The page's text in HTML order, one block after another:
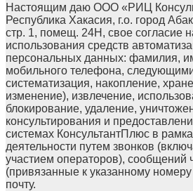
Настоящим даю ООО «РИЦ
Республика Хакасия, г.о. город
стр. 1, помещ. 24Н, свое согласие
использования средств
персональных данных: фамилия,
мобильного телефона,
систематизация, накопление,
изменение), извлечение,
блокирование, удаление,
консультирования и
системах КонсультантПлюс в
деятельности путем звонков
участием операторов), сообщений
(привязанные к указанному
почту.